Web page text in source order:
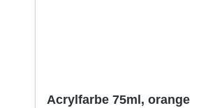
Acrylfarbe 75ml, orange